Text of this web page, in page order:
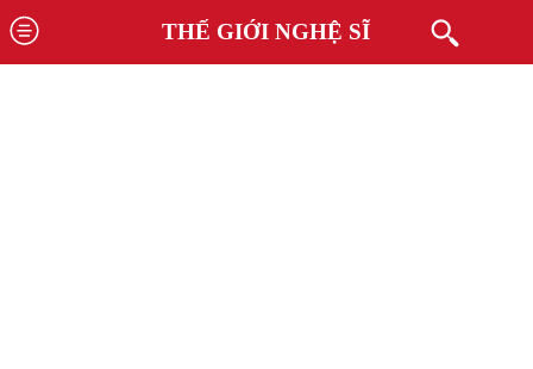
THẾ GIỚI NGHỆ SĨ